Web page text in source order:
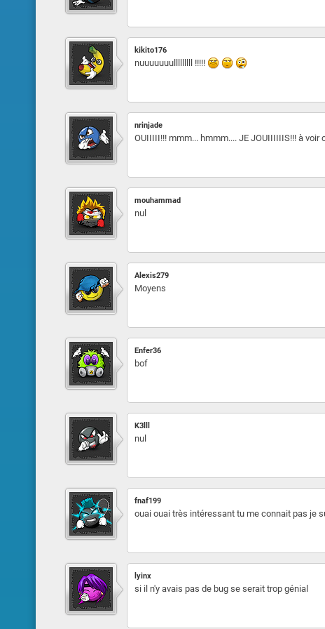
kikito176
nuuuuuuulllllllll !!!!!
nrinjade
OUIIIII!!! mmm... hmmm.... JE JOUIIIIIIS!!! à voir
mouhammad
nul
Alexis279
Moyens
Enfer36
bof
K3lll
nul
fnaf199
ouai ouai très intéressant tu me connait pas je
lyinx
si il n'y avais pas de bug se serait trop génial